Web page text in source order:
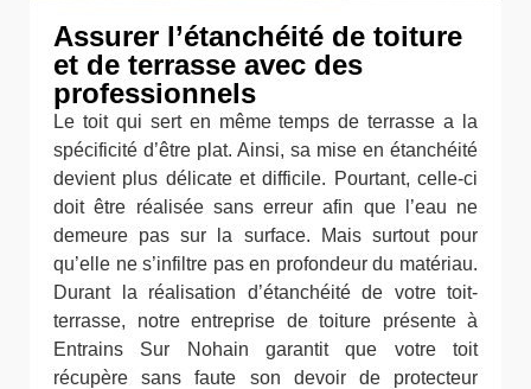
Assurer l’étanchéité de toiture
et de terrasse avec des
professionnels
Le toit qui sert en même temps de terrasse a la
spécificité d’être plat. Ainsi, sa mise en étanchéité
devient plus délicate et difficile. Pourtant, celle-ci
doit être réalisée sans erreur afin que l’eau ne
demeure pas sur la surface. Mais surtout pour
qu’elle ne s’infiltre pas en profondeur du matériau.
Durant la réalisation d’étanchéité de votre toit-
terrasse, notre entreprise de toiture présente à
Entrains Sur Nohain garantit que votre toit
récupère sans faute son devoir de protecteur